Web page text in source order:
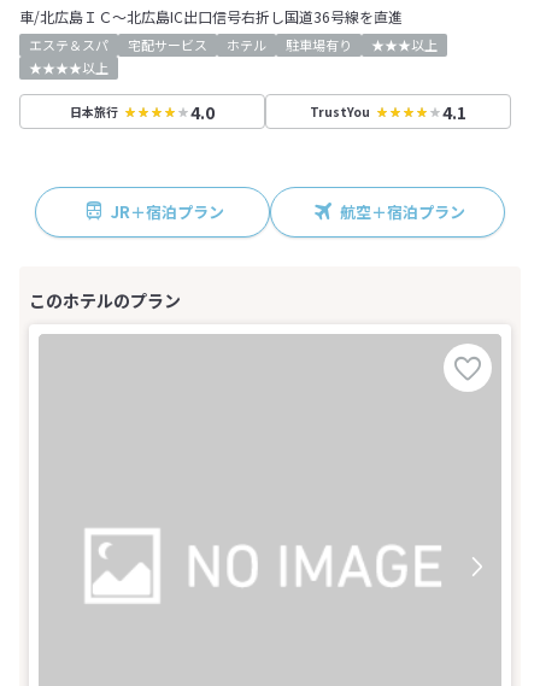
車/北広島ＩＣ～北広島IC出口信号右折し国道36号線を直進
エステ＆スパ 宅配サービス ホテル 駐車場有り
★★★以上
★★★★以上
日本旅行 4.0 TrustYou 4.1
JR＋宿泊プラン 航空＋宿泊プラン